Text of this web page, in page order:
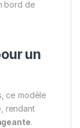
bord de
un
ce modèle
, rendant
.